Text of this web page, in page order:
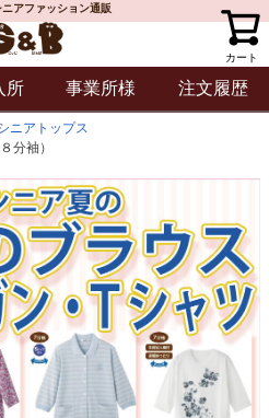
アファッション通販
カート
所 事業所様 注文履歴
ニアトップス
分袖）